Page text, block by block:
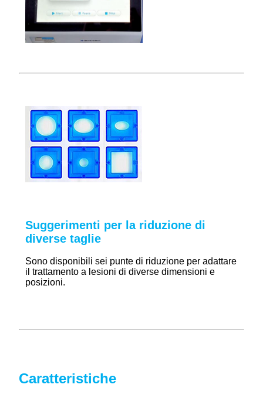
Suggerimenti per la riduzione di
diverse taglie
Sono disponibili sei punte di riduzione per adattare
il trattamento a lesioni di diverse dimensioni e
posizioni.
Caratteristiche